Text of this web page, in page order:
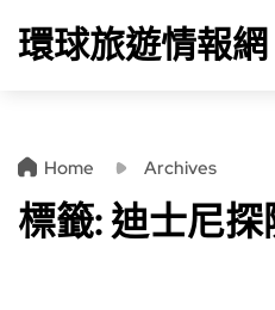
環球旅遊情報網
Home Archives
標籤:迪士尼